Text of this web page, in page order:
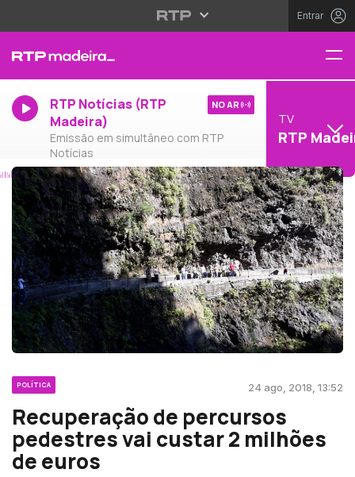
Entrar
RTP Notícias (RTP
Madeira)
Emissão em simultâneo com RTP
Notícias
NO AR
TV
RTP
POLÍTICA 24 ago, 2018, 13:52
Recuperação de percursos
pedestres vai custar 2 milhões
de euros